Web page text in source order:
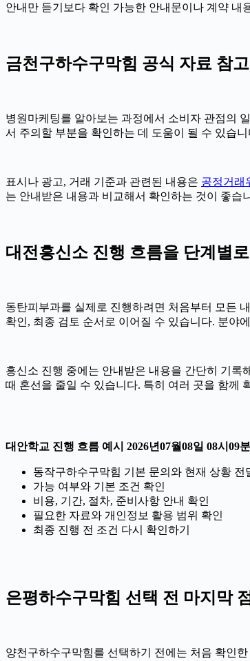
안내만 듣기보다 확인 가능한 안내문이나 계약 내
금천구하수구막힘 공식 자료 참
병원마케팅를 알아보는 과정에서 소비자 관점의
서 주의할 부분을 확인하는 데 도움이 될 수 있습
표시나 광고, 거래 기준과 관련된 내용은 공정거래
는 안내받은 내용과 비교해서 확인하는 것이 좋습
대전흥신소 진행 흐름을 단계별
동탄피부과를 실제로 진행하려면 처음부터 모든
확인, 최종 검토 순서로 이어질 수 있습니다. 분야
흥신소 진행 중에는 안내받은 내용을 간단히 기록
때 혼선을 줄일 수 있습니다. 특히 여러 곳을 함께
대안학교 진행 흐름 예시 2026년07월08일 08시09분
동작구하수구막힘 기본 문의와 현재 상황 전
가능 여부와 기본 조건 확인
비용, 기간, 절차, 준비사항 안내 확인
필요한 자료와 개인정보 활용 범위 확인
최종 진행 전 조건 다시 확인하기
은평하수구막힘 선택 전 마지막
양천구하수구막힘를 선택하기 전에는 처음 확인